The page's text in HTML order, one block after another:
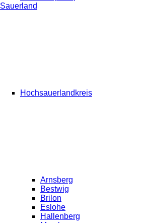
Sauerland
Hochsauerlandkreis
Arnsberg
Bestwig
Brilon
Eslohe
Hallenberg